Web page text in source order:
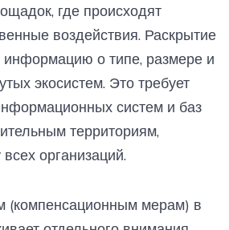
где происходят
воздействия. Раскрытие
о типе, размере и
экосистем. Это требует
систем и баз
территориям,
организаций.
(компенсационным мерам) в